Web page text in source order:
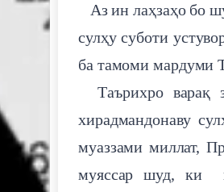
Аз ин лаҳзаҳо бо
сулҳу суботи
ба тамоми мардуми
Таърихро варақ
хирадмандонаву
муаззами миллат,
муяссар шуд, ки